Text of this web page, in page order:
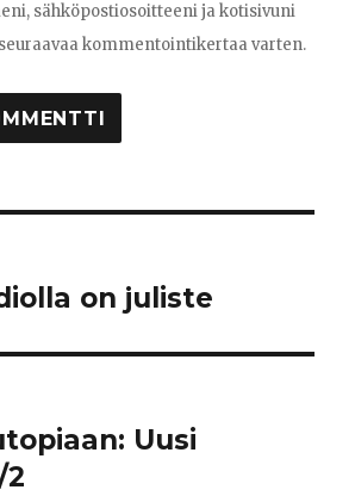
sähköpostiosoitteeni ja kotisivuni
kommentointikertaa varten.
on juliste
Uusi